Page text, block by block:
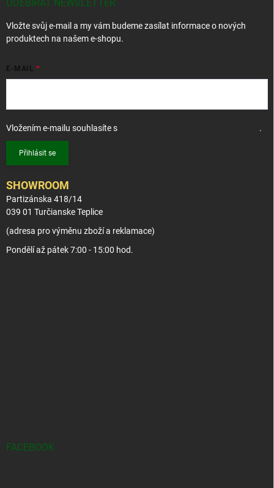
ODEBÍRAT NEWSLETTER
Vložte svůj e-mail a my vám budeme zasílat informace o nových
produktech na našem e-shopu.
E-MAIL
Vložením e-mailu souhlasíte s .
Přihlásit se
SHOWROOM
Partizánska 418/14
039 01 Turčianske Teplice
(adresa pro výměnu zboží a reklamace)
Pondělí až pátek 7:00 - 15:00 hod.
FACEBOOK